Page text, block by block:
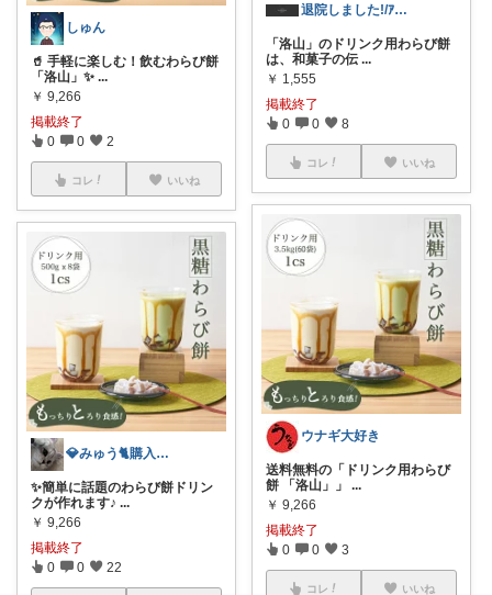
しゅん
🥤 手軽に楽しむ！飲むわらび餅
「洛山」✨ ...
￥ 9,266
掲載終了
0 0 2
コレ いいね
💎みゅう🐈購入感謝(❀ᴗ͈ˬᴗ͈)⁾
✨簡単に話題のわらび餅ドリン
クが作れます♪ ...
￥ 9,266
掲載終了
0 0 22
退院しました!/ｱﾙﾃﾞﾊﾞﾗﾝ
「洛山」のドリンク用わらび餅
は、和菓子の伝 ...
￥ 1,555
掲載終了
0 0 8
コレ いいね
ウナギ大好き
送料無料の「ドリンク用わらび
餅 「洛山」」
...
￥ 9,266
掲載終了
0 0 3
コレ いいね